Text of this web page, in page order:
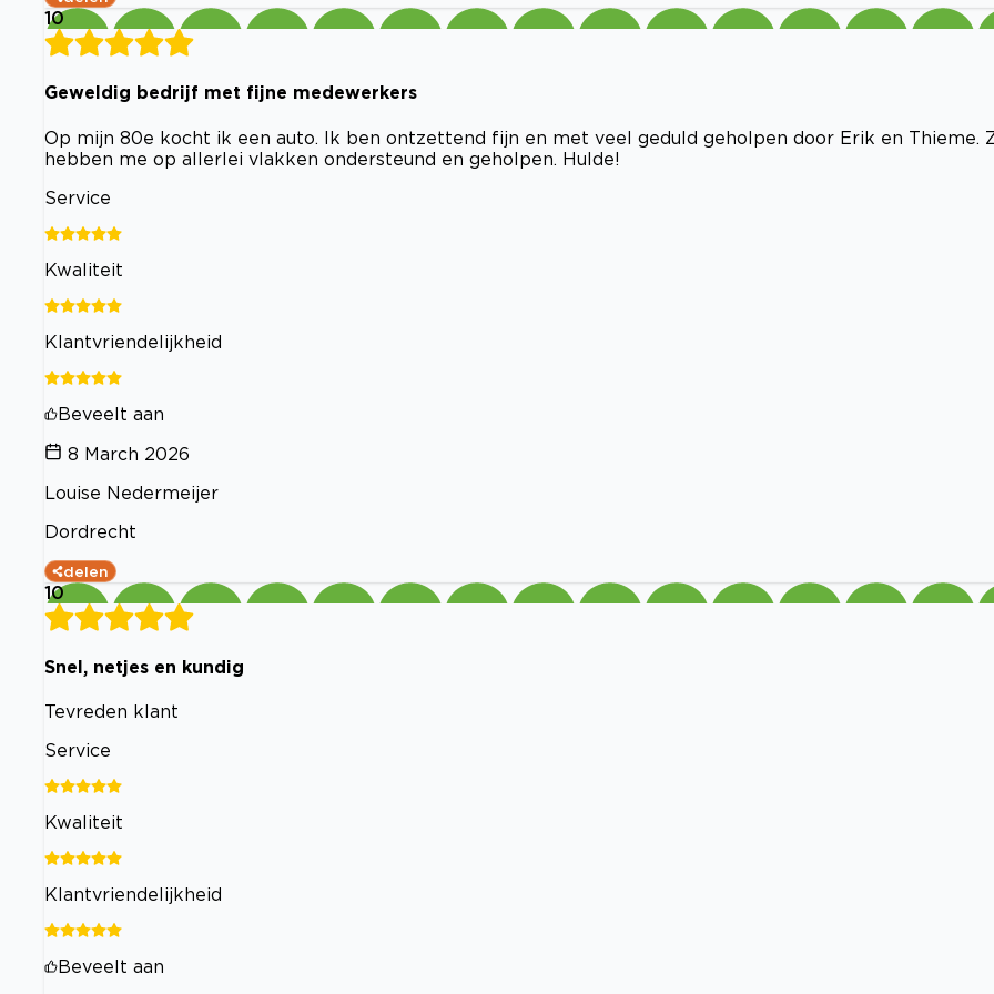
10
Geweldig bedrijf met fijne medewerkers
Op mijn 80e kocht ik een auto. Ik ben ontzettend fijn en met veel geduld geholpen door Erik en Thieme.
hebben me op allerlei vlakken ondersteund en geholpen. Hulde!
Service
Kwaliteit
Klantvriendelijkheid
Beveelt aan
8 March 2026
Louise Nedermeijer
Dordrecht
delen
10
Snel, netjes en kundig
Tevreden klant
Service
Kwaliteit
Klantvriendelijkheid
Beveelt aan